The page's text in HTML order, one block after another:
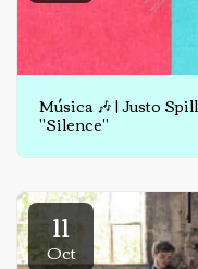
Música 🎶 | Justo
"Silence"
11
Oct